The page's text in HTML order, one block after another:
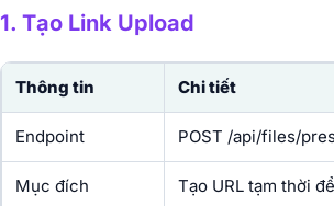
1. Tạo Link Upload
Thông tin Chi tiết
Endpoint POST /api/files/
Mục đích Tạo URL tạm thời